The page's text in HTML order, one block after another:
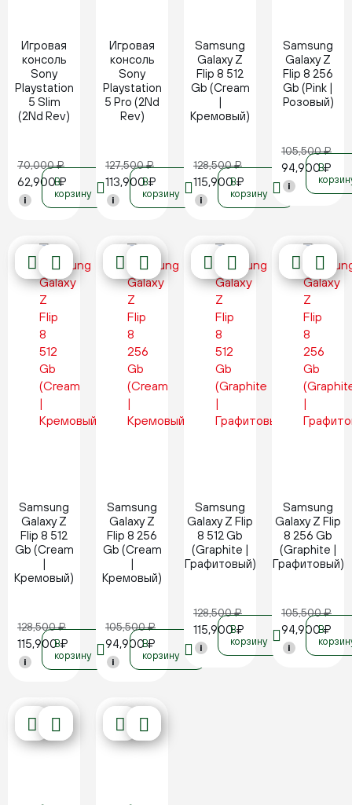
Игровая
консоль
Sony
Playstation
5 Slim
(2Nd Rev)
70,000₽
62,900₽
i
В
корзину
Игровая
консоль
Sony
Playstation
5 Pro (2Nd
Rev)
127,500₽
113,900₽
i
В
корзину
Samsung
Galaxy Z
Flip 8 512
Gb (Cream
|
Кремовый)
128,500₽
115,900₽
i
В
корзину
Samsung
Galaxy Z
Flip 8 256
Gb (Pink |
Розовый)
105,500₽
94,900₽
i
В
Samsung
Galaxy Z
Flip 8 512
Gb (Cream
|
Кремовый)
128,500₽
115,900₽
i
В
корзину
Samsung
Galaxy Z
Flip 8 256
Gb (Cream
|
Кремовый)
105,500₽
94,900₽
i
В
корзину
Samsung
Galaxy Z Flip
8 512 Gb
(Graphite |
Графитовый)
128,500₽
115,900₽
i
В
корзину
Samsung
Galaxy Z Flip
8 256 Gb
(Graphite |
Графитовый)
105,500₽
94,900₽
i
В